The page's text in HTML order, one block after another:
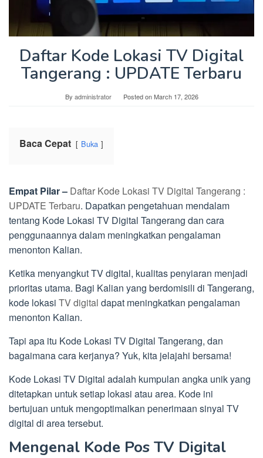
Daftar Kode Lokasi TV Digital
Tangerang : UPDATE Terbaru
By administrator Posted onMarch 17, 2026
Baca Cepat Buka
Empat Pilar – Daftar Kode Lokasi TV Digital Tangerang :
UPDATE Terbaru. Dapatkan pengetahuan mendalam
tentang Kode Lokasi TV Digital Tangerang dan cara
penggunaannya dalam meningkatkan pengalaman
menonton Kalian.
Ketika menyangkut TV digital, kualitas penyiaran menjadi
prioritas utama. Bagi Kalian yang berdomisili di Tangerang,
kode lokasi TV digital dapat meningkatkan pengalaman
menonton Kalian.
Tapi apa itu Kode Lokasi TV Digital Tangerang, dan
bagaimana cara kerjanya? Yuk, kita jelajahi bersama!
Kode Lokasi TV Digital adalah kumpulan angka unik yang
ditetapkan untuk setiap lokasi atau area. Kode ini
bertujuan untuk mengoptimalkan penerimaan sinyal TV
digital di area tersebut.
Mengenal Kode Pos TV Digital